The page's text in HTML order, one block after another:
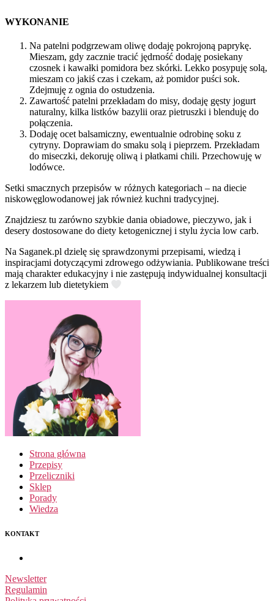
WYKONANIE
Na patelni podgrzewam oliwę dodaję pokrojoną paprykę.
Mieszam, gdy zacznie tracić jędrność dodaję posiekany
czosnek i kawałki pomidora bez skórki. Lekko posypuję solą,
mieszam co jakiś czas i czekam, aż pomidor puści sok.
Zdejmuję z ognia do ostudzenia.
Zawartość patelni przekładam do misy, dodaję gęsty jogurt
naturalny, kilka listków bazylii oraz pietruszki i blenduję do
połączenia.
Dodaję ocet balsamiczny, ewentualnie odrobinę soku z
cytryny. Doprawiam do smaku solą i pieprzem. Przekładam
do miseczki, dekoruję oliwą i płatkami chili. Przechowuję w
lodówce.
Setki smacznych przepisów w różnych kategoriach – na diecie
niskowęglowodanowej jak również kuchni tradycyjnej.
Znajdziesz tu zarówno szybkie dania obiadowe, pieczywo, jak i
desery dostosowane do diety ketogenicznej i stylu życia low carb.
Na Saganek.pl dzielę się sprawdzonymi przepisami, wiedzą i
inspiracjami dotyczącymi zdrowego odżywiania. Publikowane treści
mają charakter edukacyjny i nie zastępują indywidualnej konsultacji
z lekarzem lub dietetykiem
Strona główna
Przepisy
Przeliczniki
Sklep
Porady
Wiedza
KONTAKT
Newsletter
Regulamin